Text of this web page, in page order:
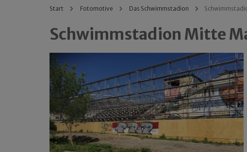
Start Fotomotive Das Schwimmstadion
Schwimmstadion Mitte